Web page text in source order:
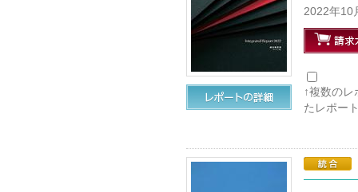
2022年10
↑複数の
たレポー